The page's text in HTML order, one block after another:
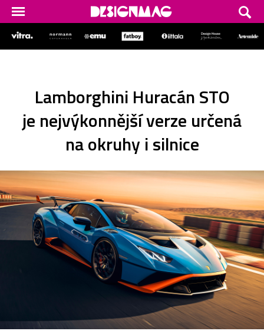
Lamborghini Huracán STO
je nejvýkonnější verze určená
na okruhy i silnice